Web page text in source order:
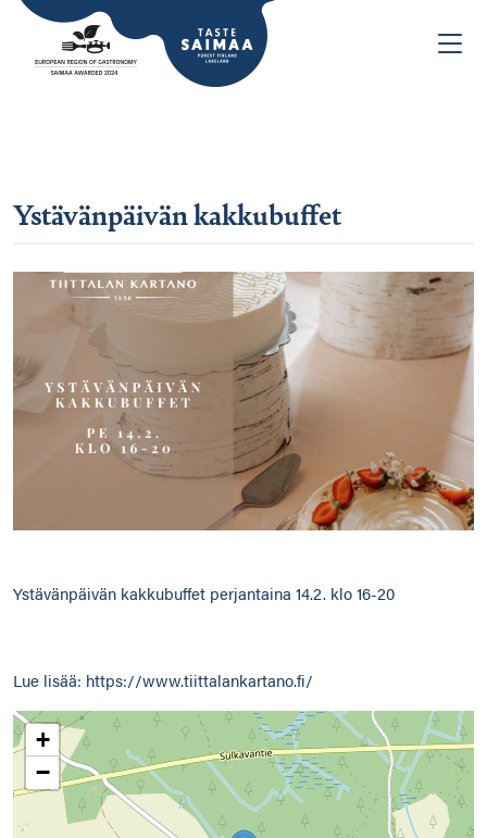
Ystävänpäivän kakkubuffet
Ystävänpäivän kakkubuffet perjantaina 14.2. klo 16-20
Lue lisää: https://www.tiittalankartano.fi/
+
−